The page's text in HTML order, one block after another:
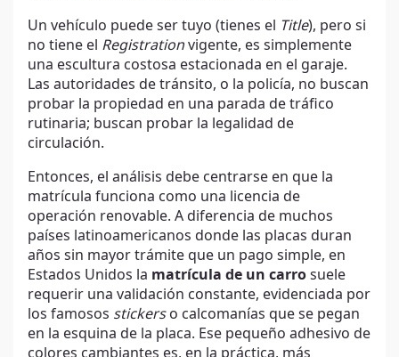
Un vehículo puede ser tuyo (tienes el Title), pero si
no tiene el
Registration vigente, es simplemente
una escultura costosa estacionada en el garaje.
Las autoridades de tránsito, o la policía, no buscan
probar la propiedad en una parada de tráfico
rutinaria; buscan probar la legalidad de
circulación.
Entonces, el análisis debe centrarse en que la
matrícula funciona como una licencia de
operación renovable. A diferencia de muchos
países latinoamericanos donde las placas duran
años sin mayor trámite que un pago simple, en
Estados Unidos la matrícula de un carro suele
requerir una validación constante, evidenciada por
los famosos stickerso calcomanías que se pegan
en la esquina de la placa. Ese pequeño adhesivo de
colores cambiantes es, en la práctica, más